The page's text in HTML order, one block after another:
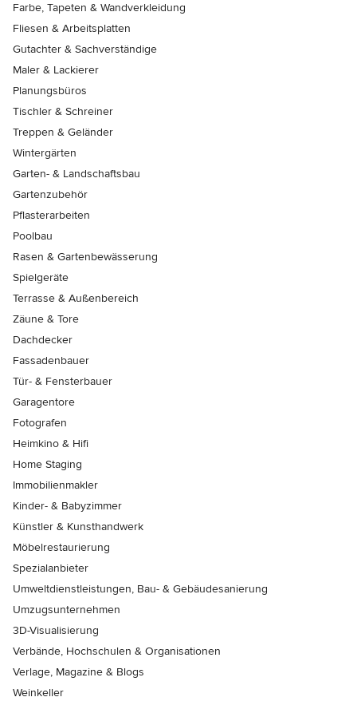
Farbe, Tapeten & Wandverkleidung
Fliesen & Arbeitsplatten
Gutachter & Sachverständige
Maler & Lackierer
Planungsbüros
Tischler & Schreiner
Treppen & Geländer
Wintergärten
Garten- & Landschaftsbau
Gartenzubehör
Pflasterarbeiten
Poolbau
Rasen & Gartenbewässerung
Spielgeräte
Terrasse & Außenbereich
Zäune & Tore
Dachdecker
Fassadenbauer
Tür- & Fensterbauer
Garagentore
Fotografen
Heimkino & Hifi
Home Staging
Immobilienmakler
Kinder- & Babyzimmer
Künstler & Kunsthandwerk
Möbelrestaurierung
Spezialanbieter
Umweltdienstleistungen, Bau- & Gebäudesanierung
Umzugsunternehmen
3D-Visualisierung
Verbände, Hochschulen & Organisationen
Verlage, Magazine & Blogs
Weinkeller